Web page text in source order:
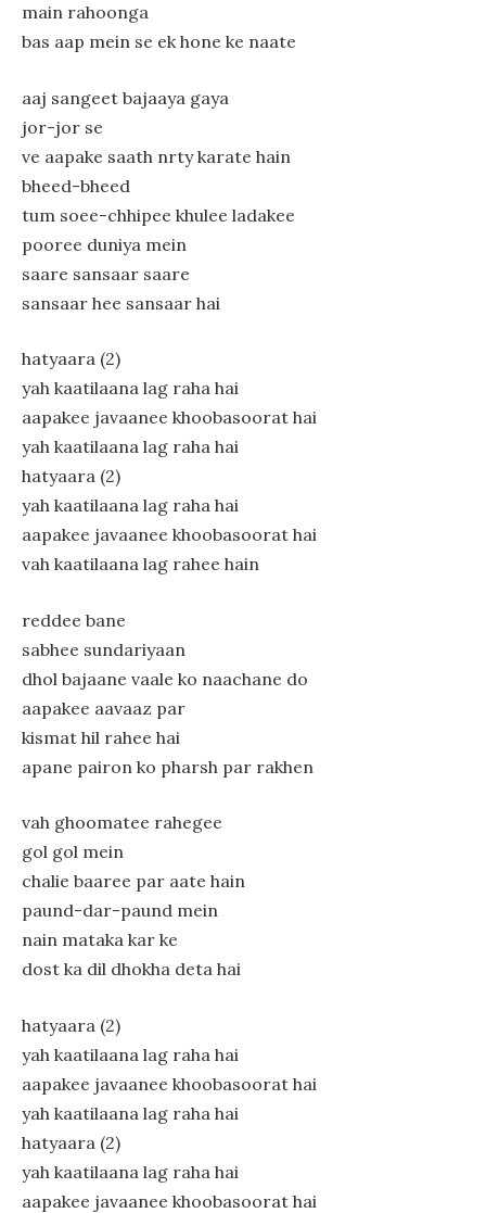
main rahoonga
bas aap mein se ek hone ke naate
aaj sangeet bajaaya gaya
jor-jor se
ve aapake saath nrty karate hain
bheed-bheed
tum soee-chhipee khulee ladakee
pooree duniya mein
saare sansaar saare
sansaar hee sansaar hai
hatyaara (2)
yah kaatilaana lag raha hai
aapakee javaanee khoobasoorat hai
yah kaatilaana lag raha hai
hatyaara (2)
yah kaatilaana lag raha hai
aapakee javaanee khoobasoorat hai
vah kaatilaana lag rahee hain
reddee bane
sabhee sundariyaan
dhol bajaane vaale ko naachane do
aapakee aavaaz par
kismat hil rahee hai
apane pairon ko pharsh par rakhen
vah ghoomatee rahegee
gol gol mein
chalie baaree par aate hain
paund-dar-paund mein
nain mataka kar ke
dost ka dil dhokha deta hai
hatyaara (2)
yah kaatilaana lag raha hai
aapakee javaanee khoobasoorat hai
yah kaatilaana lag raha hai
hatyaara (2)
yah kaatilaana lag raha hai
aapakee javaanee khoobasoorat hai